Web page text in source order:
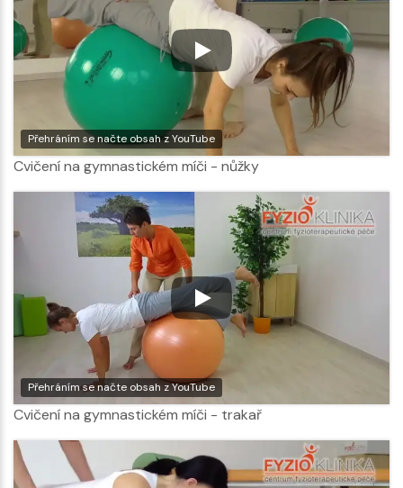
Přehráním se načte obsah z YouTube
Cvičení na gymnastickém míči - nůžky
Přehráním se načte obsah z YouTube
Cvičení na gymnastickém míči - trakař